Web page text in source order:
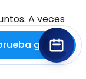
A veces
A veces una
un beneficio
gratis